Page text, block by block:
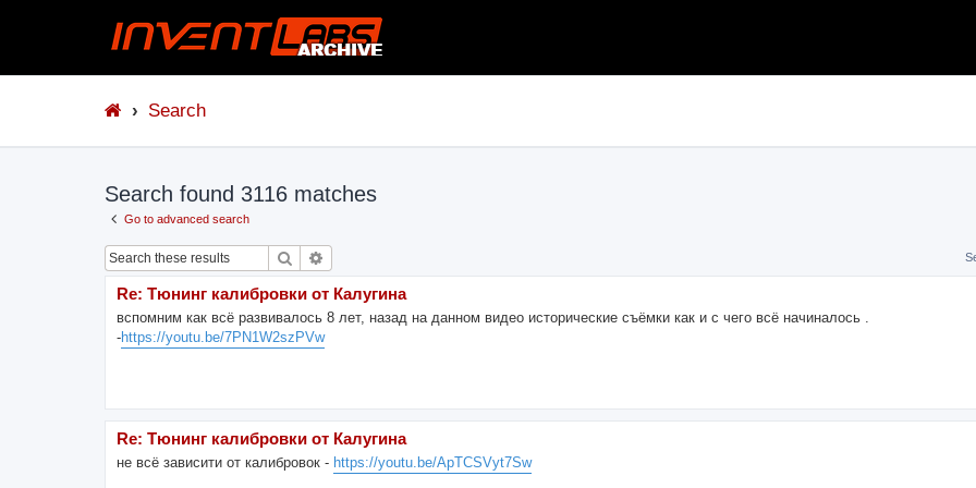
Search
Search found 3116 matches
Go to advanced search
Search
Re: Тюнинг калибровки от Калугина
вспомним как всё развивалось 8 лет, назад на данном видео исторические съёмки как и с чего всё начиналось .
-https://youtu.be/7PN1W2szPVw
Re: Тюнинг калибровки от Калугина
не всё зависити от калибровок - https://youtu.be/ApTCSVyt7Sw